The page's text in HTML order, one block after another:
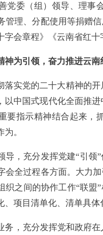
党委（组）领导、理事
管理、分配使用等捐赠
字会章程》《云南省红
神为引领，奋力推进云
落实党的二十大精神的
以中国式现代化全面推
要指示精神结合起来，
。
导，充分发挥党建“引
会全过程各方面。大力
织之间的协作工作“联
、项目清单化、清单具
务，充分发挥党和政府